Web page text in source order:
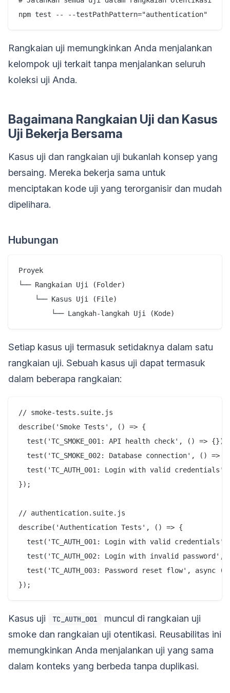
Rangkaian uji memungkinkan Anda menjalankan
kelompok uji terkait tanpa menjalankan seluruh
koleksi uji Anda.
Bagaimana Rangkaian Uji dan Kasus
Uji Bekerja Bersama
Kasus uji dan rangkaian uji bukanlah konsep yang
bersaing. Mereka bekerja sama untuk
menciptakan kode uji yang terorganisir dan mudah
dipelihara.
Hubungan
Proyek
└── Rangkaian Uji (Folder)
    └── Kasus Uji (File)
Setiap kasus uji termasuk setidaknya dalam satu
rangkaian uji. Sebuah kasus uji dapat termasuk
dalam beberapa rangkaian:
// smoke-tests.suite.js
describe('Smoke Tests', () => {
  test('TC_SMOKE_001: API health check', () => {});
test('TC_SMOKE_002: Database connection', () =>
test('TC_AUTH_001: Login with valid
});
// authentication.suite.js
describe('Authentication Tests', () => {
test('TC_AUTH_001: Login with valid
test('TC_AUTH_002: Login with invalid password',
test('TC_AUTH_003: Password reset flow', async ()
Kasus uji TC_AUTH_001
muncul di rangkaian uji
smoke dan rangkaian uji otentikasi. Reusabilitas ini
memungkinkan Anda menjalankan uji yang sama
dalam konteks yang berbeda tanpa duplikasi.